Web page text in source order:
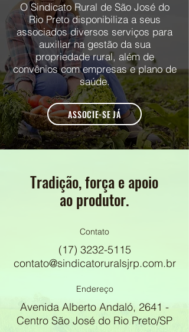
O Sindicato Rural de São José do
Rio Preto disponibiliza a seus
associados diversos serviços para
auxiliar na gestão da sua
propriedade rural, além de
convênios com empresas e plano de
saúde.
ASSOCIE-SE JÁ
Tradição, força e apoio
ao produtor.
Contato
(17) 3232-5115
contato@sindicatoruralsjrp.com.br
Endereço
Avenida Alberto Andaló, 2641 -
Centro São José do Rio Preto/SP